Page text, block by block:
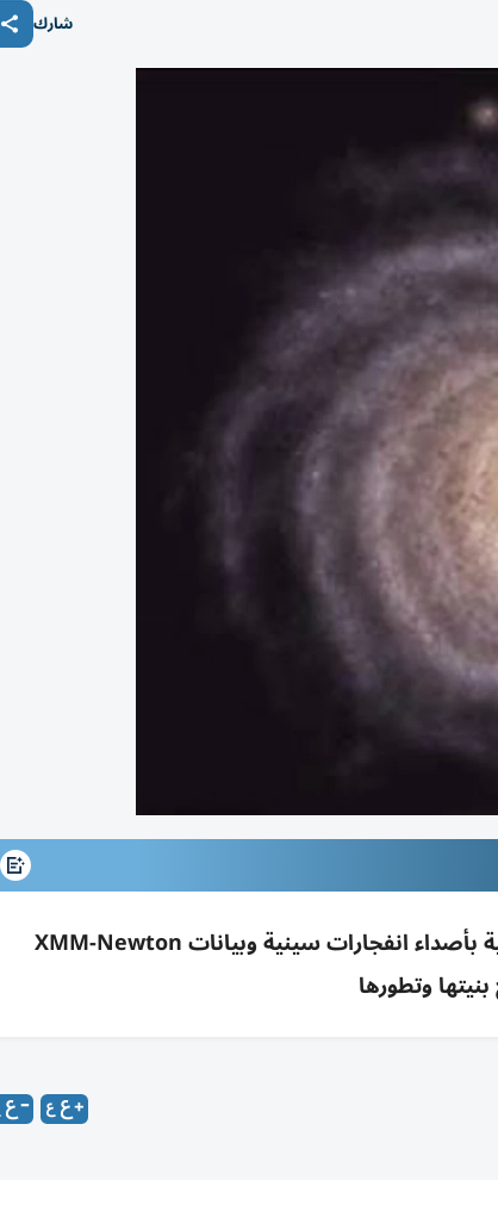
شارك
دراسة: درب التبانة أكبر 10%؛ قياسات مباشرة لأذرعها الخارجية بأصداء انفجارات سينية وبيانات XMM-Newton